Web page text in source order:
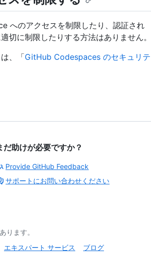
へのアクセスを制限したり、認証され
切に制限したりする方法はありません。
、「GitHub Codespaces のセキュリテ
だ助けが必要ですか？
Provide GitHub Feedback
サポートにお問い合わせください
ります。
エキスパート サービス ブログ